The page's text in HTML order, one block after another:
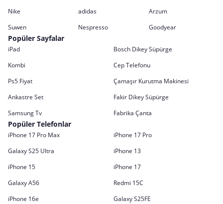
Nike
adidas
Arzum
Suwen
Nespresso Goodyear
Popüler Sayfalar
iPad
Bosch Dikey Süpürge
Kombi
Cep Telefonu
Ps5 Fiyat
Çamaşır Kurutma Makinesi
Ankastre Set
Fakir Dikey Süpürge
Samsung Tv
Fabrika Çanta
Popüler Telefonlar
iPhone 17 Pro Max
iPhone 17 Pro
Galaxy S25 Ultra
iPhone 13
iPhone 15
iPhone 17
Galaxy A56
Redmi 15C
iPhone 16e
Galaxy S25FE